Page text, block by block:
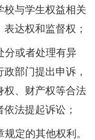
校与学生权益相关
达权和监督权；
分或者处理有异
部门提出申诉，
权、财产权等合法
法提起诉讼；
规定的其他权利。